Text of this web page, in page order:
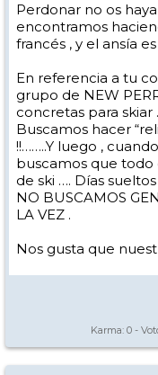
Perdonar no os
encontramos
francés , y el ansía
En referencia a tu
grupo de NEW
concretas para skiar
Buscamos hacer
!!……..Y luego ,
buscamos que
de ski …. Días
NO BUSCAMOS
LA VEZ .
Nos gusta que
Karma: 0 -